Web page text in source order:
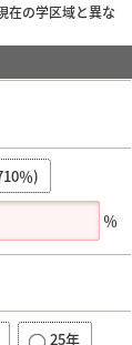
在の学区域と異な
％)
％
25年